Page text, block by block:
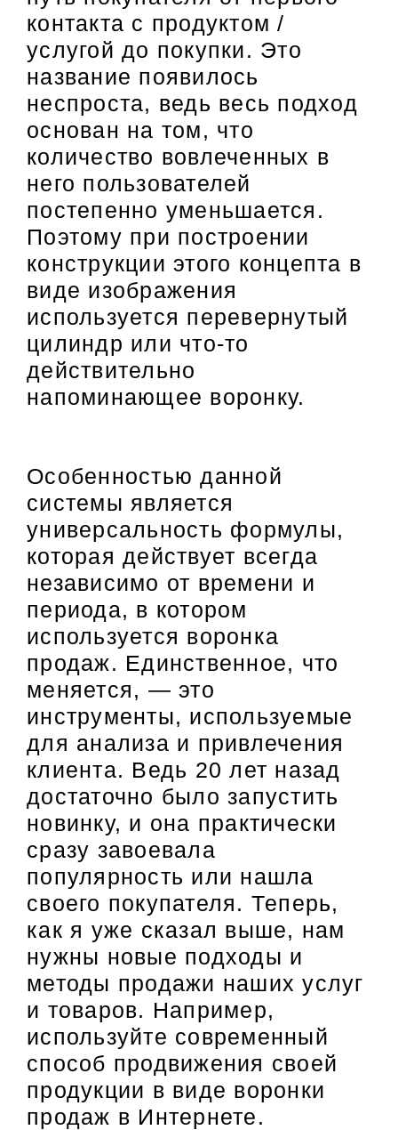
контакта с продуктом /
услугой до покупки. Это
название появилось
неспроста, ведь весь подход
основан на том, что
количество вовлеченных в
него пользователей
постепенно уменьшается.
Поэтому при построении
конструкции этого концепта в
виде изображения
используется перевернутый
цилиндр или что-то
действительно
напоминающее воронку.
Особенностью данной
системы является
универсальность формулы,
которая действует всегда
независимо от времени и
периода, в котором
используется воронка
продаж. Единственное, что
меняется, — это
инструменты, используемые
для анализа и привлечения
клиента. Ведь 20 лет назад
достаточно было запустить
новинку, и она практически
сразу завоевала
популярность или нашла
своего покупателя. Теперь,
как я уже сказал выше, нам
нужны новые подходы и
методы продажи наших услуг
и товаров. Например,
используйте современный
способ продвижения своей
продукции в виде воронки
продаж в Интернете.